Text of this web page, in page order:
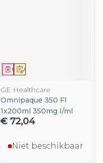
Op voorschrift
Geneesmiddel
GE Healthcare
Omnipaque 350 Fl
1x200ml 350mg I/ml
€ 72,04
Niet beschikbaar